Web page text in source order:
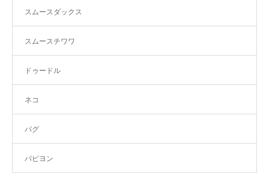
スムースダックス
スムースチワワ
ドゥードル
ネコ
パグ
パピヨン